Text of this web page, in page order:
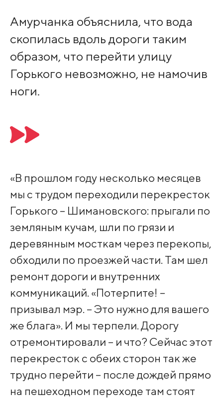
Амурчанка объяснила, что вода
скопилась вдоль дороги таким
образом, что перейти улицу
Горького невозможно, не намочив
ноги.
«В прошлом году несколько месяцев
мы с трудом переходили перекресток
Горького – Шимановского: прыгали по
земляным кучам, шли по грязи и
деревянным мосткам через перекопы,
обходили по проезжей части. Там шел
ремонт дороги и внутренних
коммуникаций. «Потерпите! –
призывал мэр. – Это нужно для вашего
же блага». И мы терпели. Дорогу
отремонтировали – и что? Сейчас этот
перекресток с обеих сторон так же
трудно перейти – после дождей прямо
на пешеходном переходе там стоят